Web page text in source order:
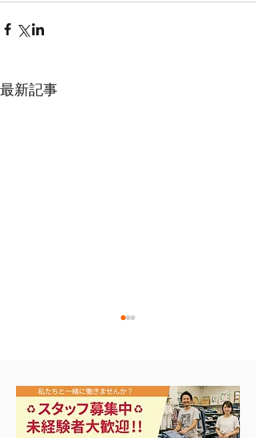
最新記事